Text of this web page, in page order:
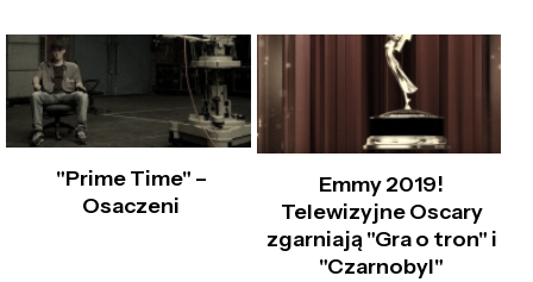
"Prime Time" –
Osaczeni
Emmy 2019!
Telewizyjne Oscary
zgarniają "Gra o tron" i
"Czarnobyl"